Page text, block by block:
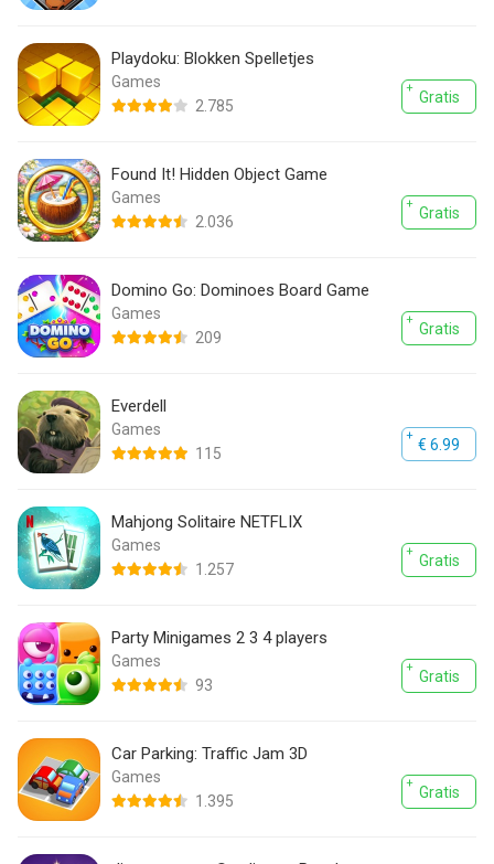
Playdoku: Blokken Spelletjes
2.785
Games
Gratis
Found It! Hidden Object Game
2.036
Games
Gratis
Domino Go: Dominoes Board Game
209
Games
Gratis
Everdell
115
Games
€ 6.99
Mahjong Solitaire NETFLIX
1.257
Games
Gratis
Party Minigames 2 3 4 players
93
Games
Gratis
Car Parking: Traffic Jam 3D
1.395
Games
Gratis